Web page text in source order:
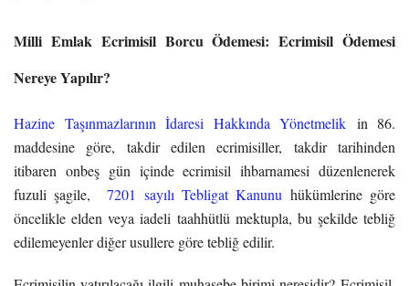
Milli Emlak Ecrimisil Borcu Ödemesi: Ecrimisil Ödemesi
Nereye Yapılır?
Hazine Taşınmazlarının İdaresi Hakkında Yönetmelik in 86.
maddesine göre, takdir edilen ecrimisiller, takdir tarihinden
itibaren onbeş gün içinde ecrimisil ihbarnamesi düzenlenerek
fuzuli şagile,
7201 sayılı Tebligat Kanunu hükümlerine göre
öncelikle elden veya iadeli taahhütlü mektupla, bu şekilde tebliğ
edilemeyenler diğer usullere göre tebliğ edilir.